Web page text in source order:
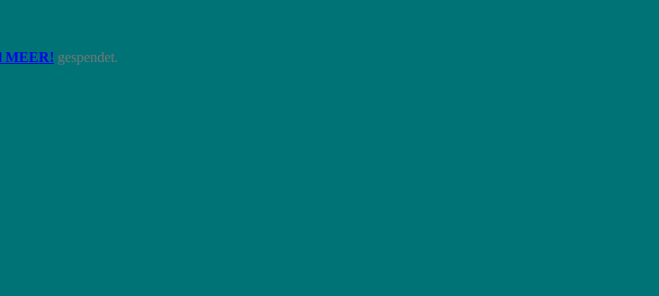
MEER! gespendet.